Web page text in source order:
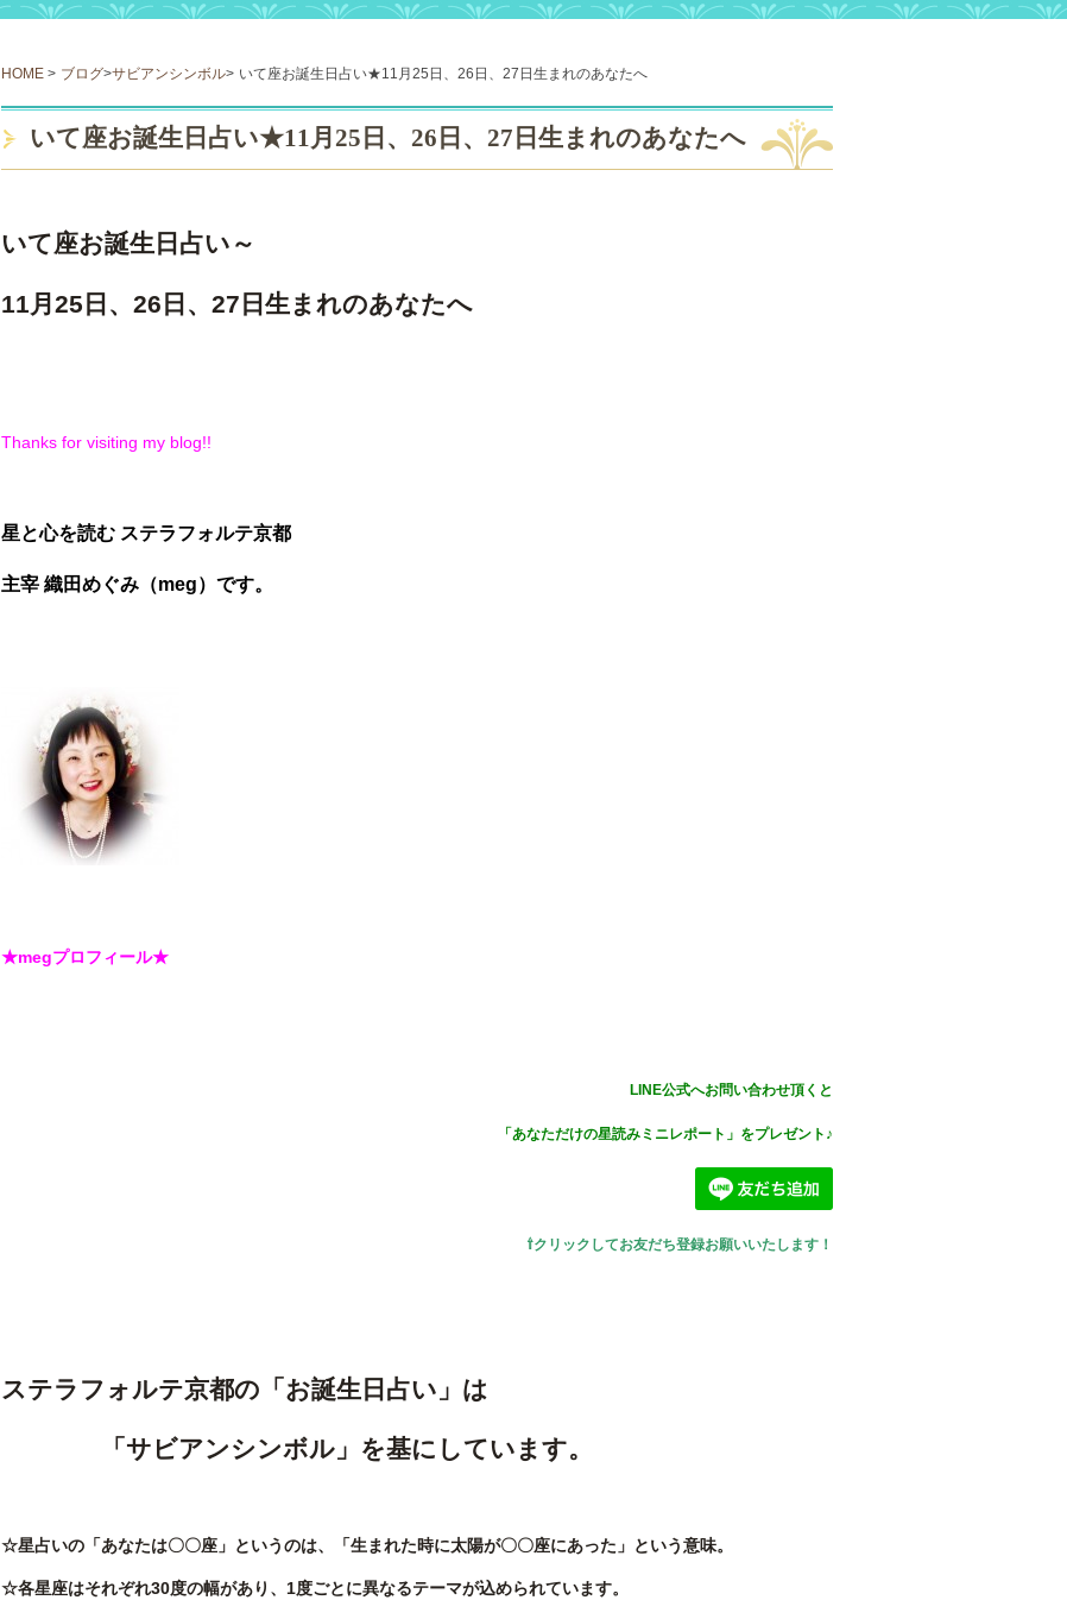
HOME > ブログ>サビアンシンボル> いて座お誕生日占い★11月25日、26日、27日生まれのあなたへ
いて座お誕生日占い★11月25日、26日、27日生まれのあなたへ
いて座お誕生日占い～
11月25日、26日、27日生まれのあなたへ
Thanks for visiting my blog!!
星と心を読む ステラフォルテ京都
主宰 織田めぐみ（meg）です。
★megプロフィール★
LINE公式へお問い合わせ頂くと
「あなただけの星読みミニレポート」をプレゼント♪
⇧クリックしてお友だち登録お願いいたします！
ステラフォルテ京都の「お誕生日占い」は
「サビアンシンボル」を基にしています。
☆星占いの「あなたは〇〇座」というのは、「生まれた時に太陽が〇〇座にあった」という意味。
☆各星座はそれぞれ30度の幅があり、1度ごとに異なるテーマが込められています。